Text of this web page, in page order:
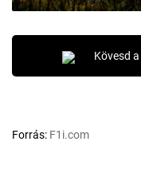
Kövesd a
Forrás: F1i.com